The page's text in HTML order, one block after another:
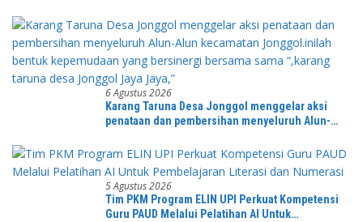
6 Agustus 2026
Karang Taruna Desa Jonggol menggelar aksi
penataan dan pembersihan menyeluruh Alun-
kepemudaan yang bersinergi bersama sama
“,karang taruna desa Jonggol Jaya Jaya,”
5 Agustus 2026
Tim PKM Program ELIN UPI Perkuat Kompetensi
Guru PAUD Melalui Pelatihan AI Untuk